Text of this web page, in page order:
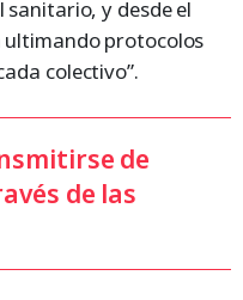
y desde el
ultimando protocolos
colectivo”.
de
de las